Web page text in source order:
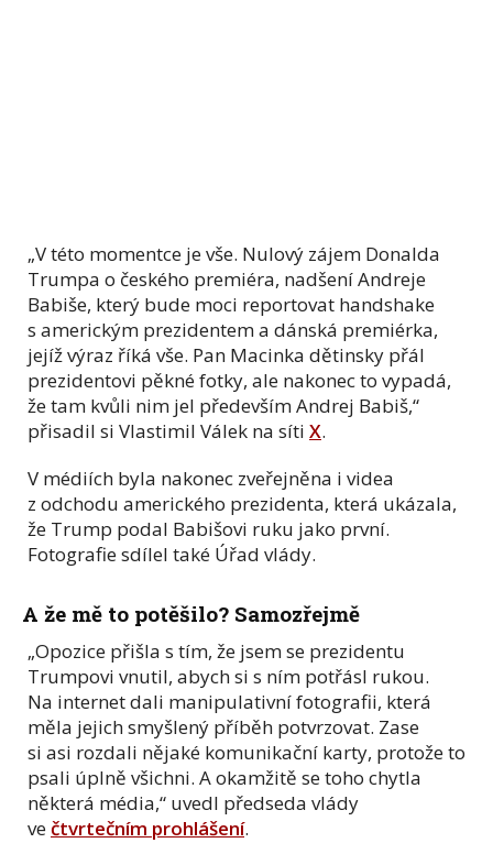
„V této momentce je vše. Nulový zájem Donalda
Trumpa o českého premiéra, nadšení Andreje
Babiše, který bude moci reportovat handshake
s americkým prezidentem a dánská premiérka,
jejíž výraz říká vše. Pan Macinka dětinsky přál
prezidentovi pěkné fotky, ale nakonec to vypadá,
že tam kvůli nim jel především Andrej Babiš,“
přisadil si Vlastimil Válek na síti X.
V médiích byla nakonec zveřejněna i videa
z odchodu amerického prezidenta, která ukázala,
že Trump podal Babišovi ruku jako první.
Fotografie sdílel také Úřad vlády.
A že mě to potěšilo? Samozřejmě
„Opozice přišla s tím, že jsem se prezidentu
Trumpovi vnutil, abych si s ním potřásl rukou.
Na internet dali manipulativní fotografii, která
měla jejich smyšlený příběh potvrzovat. Zase
si asi rozdali nějaké komunikační karty, protože to
psali úplně všichni. A okamžitě se toho chytla
některá média,“ uvedl předseda vlády
večtvrtečním prohlášení.